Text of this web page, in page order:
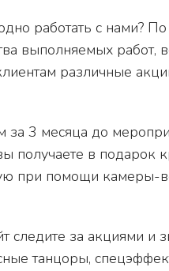
работать с нами?
выполняемых работ,
различные
за 3 месяца до
получаете в подарок
при помощи камеры-
следите за акциями и
танцоры,